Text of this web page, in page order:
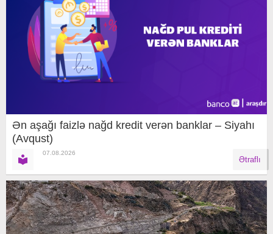
Ən aşağı faizlə nağd kredit verən banklar – Siyahı
(Avqust)
07.08.2026
Ətraflı